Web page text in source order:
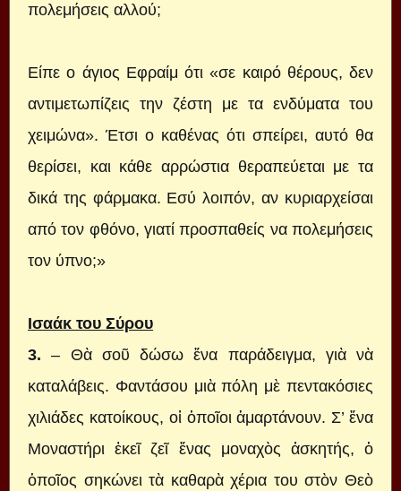
πολεμήσεις αλλού;
Είπε ο άγιος Εφραίμ ότι «σε καιρό θέρους, δεν
αντιμετωπίζεις την ζέστη με τα ενδύματα του
χειμώνα». Έτσι ο καθένας ότι σπείρει, αυτό θα
θερίσει, και κάθε αρρώστια θεραπεύεται με τα
δικά της φάρμακα. Εσύ λοιπόν, αν κυριαρχείσαι
από τον φθόνο, γιατί προσπαθείς να πολεμήσεις
τον ύπνο;»
Ισαάκ του Σύρου
3. – Θὰ σοῦ δώσω ἕνα παράδειγμα, γιὰ νὰ
καταλάβεις. Φαντάσου μιὰ πόλη μὲ πεντακόσιες
χιλιάδες κατοίκους, οἱ ὁποῖοι ἁμαρτάνουν. Σ’ ἕνα
Μοναστήρι ἐκεῖ ζεῖ ἕνας μοναχὸς ἀσκητής, ὁ
ὁποῖος σηκώνει τὰ καθαρὰ χέρια του στὸν Θεὸ